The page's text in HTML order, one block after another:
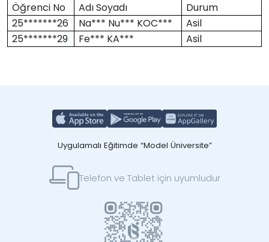
Öğrenci No
Adı Soyadı
Durum
25*******26
Na*** Nu*** KOC***
Asil
25*******29
Fe*** KA*** Asil
Uygulamalı Eğitimde “Model Üniversite”
Telefon ve Tablet için uyumludur